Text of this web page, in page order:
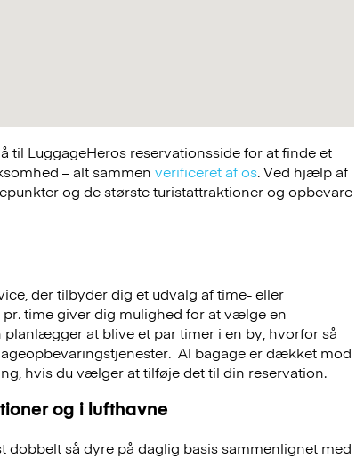
LuggageHeros reservationsside for at finde et
– alt sammen verificeret af os. Ved hjælp af
og de største turistattraktioner og opbevare
der tilbyder dig et udvalg af time- eller
pr. time giver dig mulighed for at vælge en
at blive et par timer i en by, hvorfor så
Al bagage er dækket mod
hvis du vælger at tilføje det til din reservation.
og i lufthavne
dobbelt så dyre på daglig basis sammenlignet med